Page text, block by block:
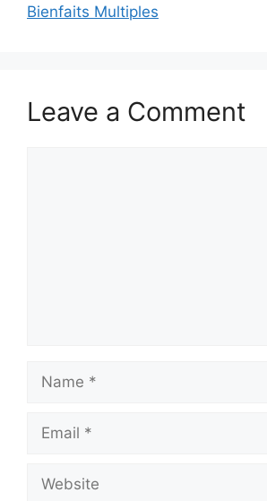
Bienfaits Multiples
Leave a Comment